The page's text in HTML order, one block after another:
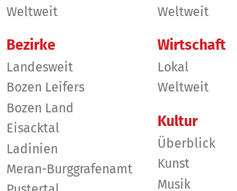
Weltweit
Bezirke
Landesweit
Bozen Leifers
Bozen Land
Eisacktal
Ladinien
Meran-Burggrafenamt
Weltweit
Wirtschaft
Lokal
Weltweit
Kultur
Überblick
Kunst
Musik